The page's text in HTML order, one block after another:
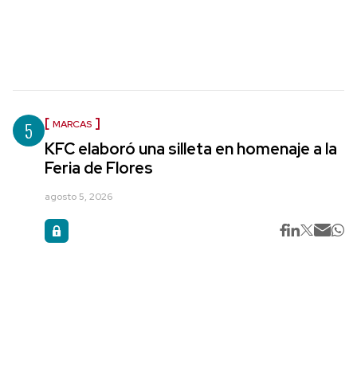
5 MARCAS
KFC elaboró una silleta en homenaje a la
Feria de Flores
agosto 5, 2026